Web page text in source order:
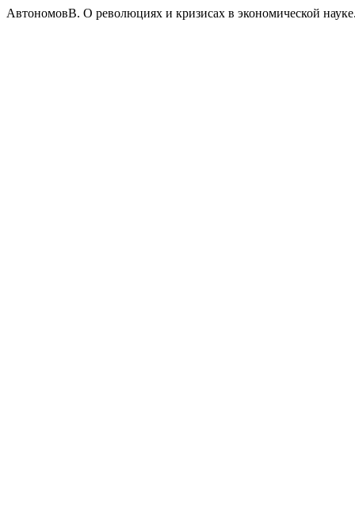
АвтономовВ. О революциях и кризисах в экономической